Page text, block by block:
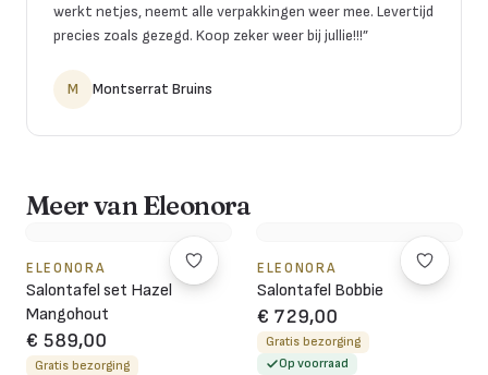
werkt netjes, neemt alle verpakkingen weer mee. Levertijd
precies zoals gezegd. Koop zeker weer bij jullie!!!”
M Montserrat Bruins
Meer van Eleonora
ELEONORA
Salontafel set Hazel
Mangohout
€ 589,00
Gratis bezorging
ELEONORA
Salontafel Bobbie
€ 729,00
Gratis bezorging
Op voorraad